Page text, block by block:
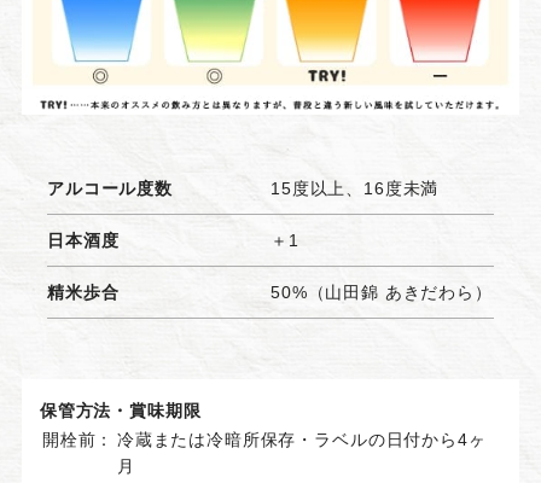
アルコール度数 15度以上、16度未満
日本酒度 ＋1
精米歩合 50%（山田錦 あきだわら）
保管方法・賞味期限
開栓前：
冷蔵または冷暗所保存・ラベルの日付から4ヶ
月